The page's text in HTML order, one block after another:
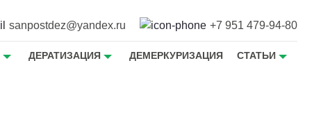
sanpostdez@yandex.ru +7 951 479-94-80
ДЕРАТИЗАЦИЯ ДЕМЕРКУРИЗАЦИЯ СТАТЬИ